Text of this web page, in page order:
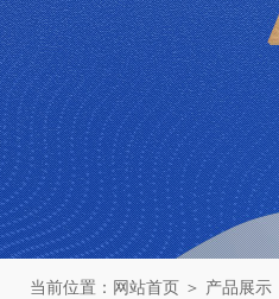
当前位置： 网站首页 ＞ 产品展示